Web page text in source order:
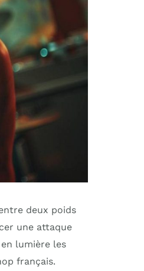
deux poids
une attaque
lumière les
français.